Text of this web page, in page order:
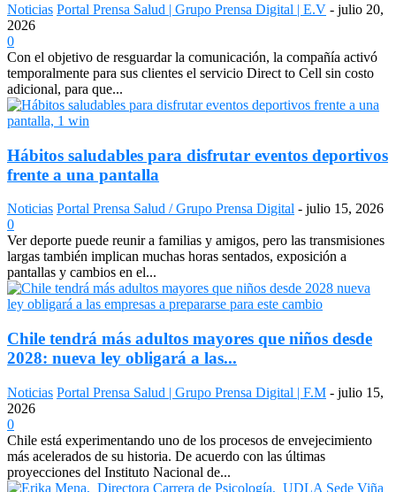
Noticias Portal Prensa Salud | Grupo Prensa Digital | E.V - julio 20,
2026
0
Con el objetivo de resguardar la comunicación, la compañía activó
temporalmente para sus clientes el servicio Direct to Cell sin costo
adicional, para que...
Hábitos saludables para disfrutar eventos deportivos
frente a una pantalla
Noticias Portal Prensa Salud / Grupo Prensa Digital - julio 15, 2026
0
Ver deporte puede reunir a familias y amigos, pero las transmisiones
largas también implican muchas horas sentados, exposición a
pantallas y cambios en el...
Chile tendrá más adultos mayores que niños desde
2028: nueva ley obligará a las...
Noticias Portal Prensa Salud | Grupo Prensa Digital | F.M - julio 15,
2026
0
Chile está experimentando uno de los procesos de envejecimiento
más acelerados de su historia. De acuerdo con las últimas
proyecciones del Instituto Nacional de...